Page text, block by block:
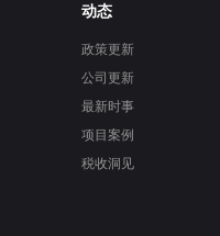
动态
政策更新
公司更新
最新时事
项目案例
税收洞见